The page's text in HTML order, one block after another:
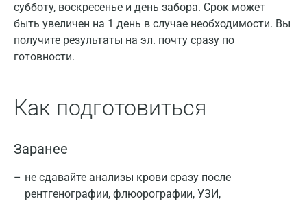
субботу, воскресенье и день забора. Срок может
быть увеличен на 1 день в случае необходимости. Вы
получите результаты на эл. почту сразу по
готовности.
Как подготовиться
Заранее
не сдавайте анализы крови сразу после
рентгенографии, флюорографии, УЗИ,